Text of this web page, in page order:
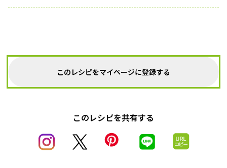
このレシピをマイページに登録する
このレシピを共有する